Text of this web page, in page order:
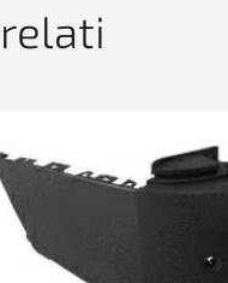
quantità